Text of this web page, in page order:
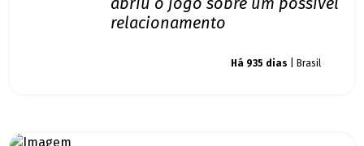
relacionamento
Há 935 dias | Brasil